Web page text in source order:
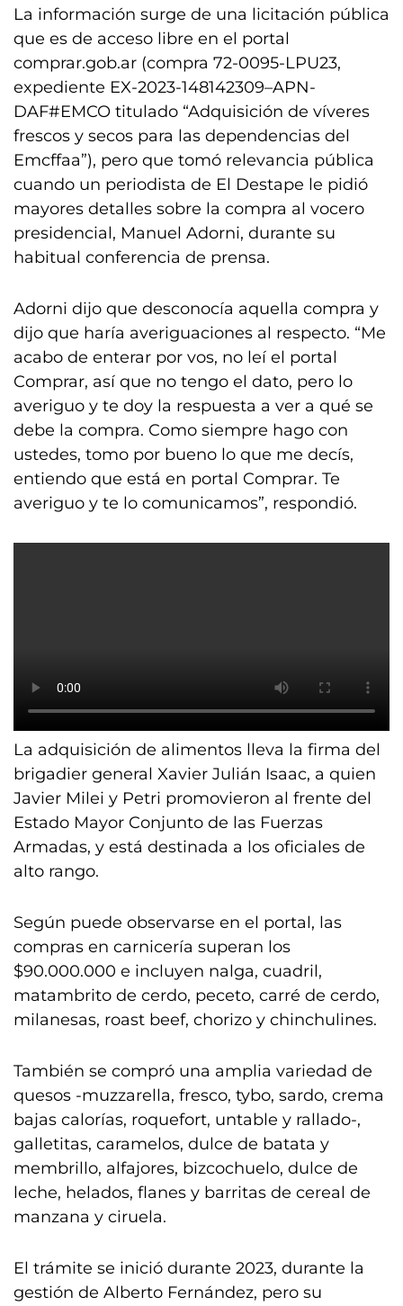
La información surge de una licitación pública
que es de acceso libre en el portal
comprar.gob.ar (compra 72-0095-LPU23,
expediente EX-2023-148142309–APN-
DAF#EMCO titulado “Adquisición de víveres
frescos y secos para las dependencias del
Emcffaa”), pero que tomó relevancia pública
cuando un periodista de El Destape le pidió
mayores detalles sobre la compra al vocero
presidencial, Manuel Adorni, durante su
habitual conferencia de prensa.
Adorni dijo que desconocía aquella compra y
dijo que haría averiguaciones al respecto. “Me
acabo de enterar por vos, no leí el portal
Comprar, así que no tengo el dato, pero lo
averiguo y te doy la respuesta a ver a qué se
debe la compra. Como siempre hago con
ustedes, tomo por bueno lo que me decís,
entiendo que está en portal Comprar. Te
averiguo y te lo comunicamos”, respondió.
La adquisición de alimentos lleva la firma del
brigadier general Xavier Julián Isaac, a quien
Javier Milei y Petri promovieron al frente del
Estado Mayor Conjunto de las Fuerzas
Armadas, y está destinada a los oficiales de
alto rango.
Según puede observarse en el portal, las
compras en carnicería superan los
$90.000.000 e incluyen nalga, cuadril,
matambrito de cerdo, peceto, carré de cerdo,
milanesas, roast beef, chorizo y chinchulines.
También se compró una amplia variedad de
quesos -muzzarella, fresco, tybo, sardo, crema
bajas calorías, roquefort, untable y rallado-,
galletitas, caramelos, dulce de batata y
membrillo, alfajores, bizcochuelo, dulce de
leche, helados, flanes y barritas de cereal de
manzana y ciruela.
El trámite se inició durante 2023, durante la
gestión de Alberto Fernández, pero su